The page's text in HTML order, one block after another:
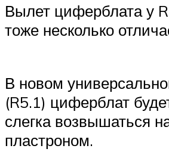
Вылет циферблата у
тоже несколько
В новом
(R5.1) циферблат
слегка возвышаться
пластроном.